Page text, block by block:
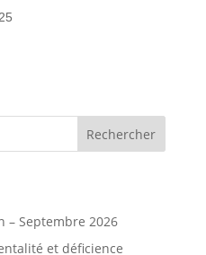
Rechercher
– Septembre 2026
et déficience